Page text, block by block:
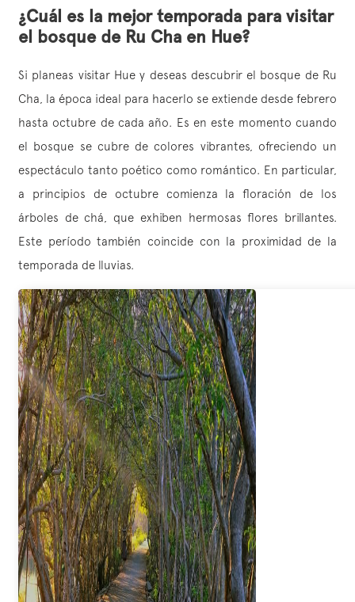
¿Cuál es la mejor temporada para visitar
el bosque de Ru Cha en Hue?
Si planeas visitar Hue y deseas descubrir el bosque de Ru
Cha, la época ideal para hacerlo se extiende desde febrero
hasta octubre de cada año. Es en este momento cuando
el bosque se cubre de colores vibrantes, ofreciendo un
espectáculo tanto poético como romántico. En particular,
a principios de octubre comienza la floración de los
árboles de chá, que exhiben hermosas flores brillantes.
Este período también coincide con la proximidad de la
temporada de lluvias.